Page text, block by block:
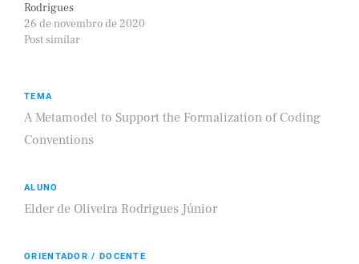
Rodrigues
26 de novembro de 2020
Post similar
TEMA
A Metamodel to Support the Formalization of Coding
Conventions
ALUNO
Elder de Oliveira Rodrigues Júnior
ORIENTADOR / DOCENTE